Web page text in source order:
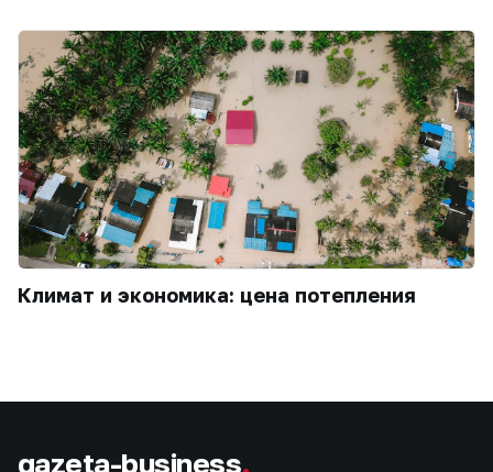
Климат и экономика: цена потепления
gazeta-business.